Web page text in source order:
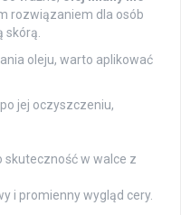
rozwiązaniem dla osób
skórą.
oleju, warto aplikować
jej oczyszczeniu,
skuteczność w walce z
i promienny wygląd cery.